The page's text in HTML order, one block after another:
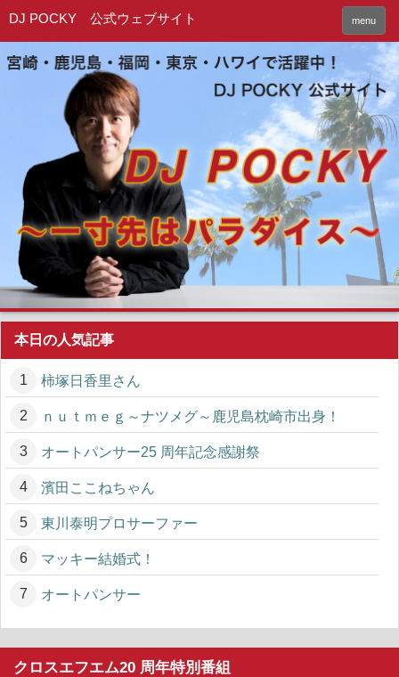
menu
DJ POCKY 公式ウェブサイト
本日の人気記事
柿塚日香里さん
ｎｕｔｍｅｇ～ナツメグ～鹿児島枕崎市出身！
オートパンサー25 周年記念感謝祭
濱田ここねちゃん
東川泰明プロサーファー
マッキー結婚式！
オートパンサー
クロスエフエム20 周年特別番組